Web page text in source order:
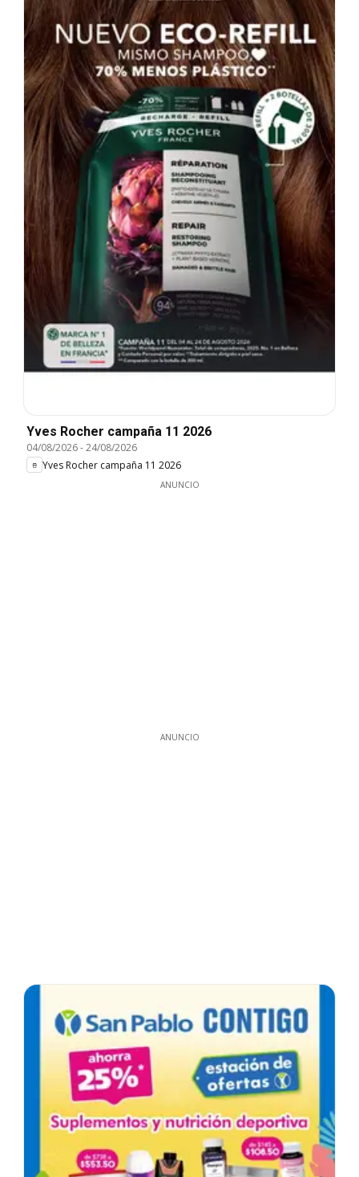
Yves Rocher campaña 11 2026
04/08/2026-24/08/2026
Yves Rocher campaña 11 2026
ANUNCIO
ANUNCIO